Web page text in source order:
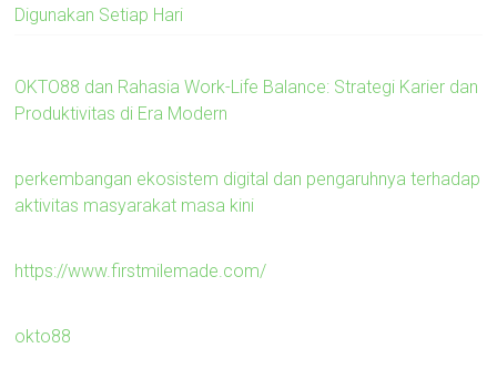
Digunakan Setiap Hari
OKTO88 dan Rahasia Work-Life Balance: Strategi Karier dan
Produktivitas di Era Modern
perkembangan ekosistem digital dan pengaruhnya terhadap
aktivitas masyarakat masa kini
https://www.firstmilemade.com/
okto88